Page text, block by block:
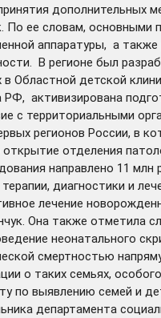
дополнительных
По ее словам,
аппаратуры, а
В регионе был
Областной детской
активизирована
с территориальными
регионов России, в
отделения
направлено 11
диагностики и
лечение
Она также отметила
неонатального
смертностью
о таких семьях,
по выявлению семей и
департамента